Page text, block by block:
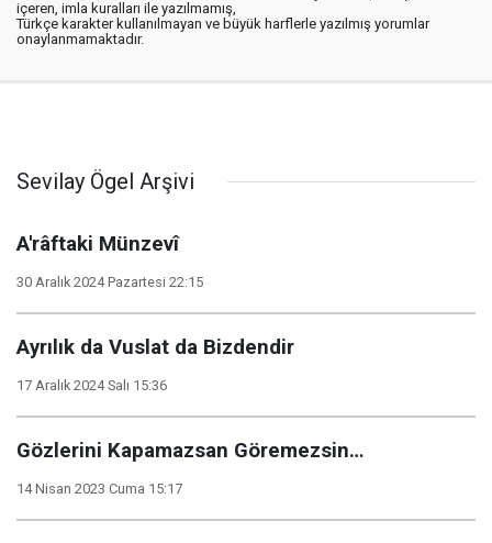
içeren, imla kuralları ile yazılmamış,
Türkçe karakter kullanılmayan ve büyük harflerle yazılmış yorumlar
onaylanmamaktadır.
Sevilay Ögel Arşivi
A'râftaki Münzevî
30 Aralık 2024 Pazartesi 22:15
Ayrılık da Vuslat da Bizdendir
17 Aralık 2024 Salı 15:36
Gözlerini Kapamazsan Göremezsin…
14 Nisan 2023 Cuma 15:17